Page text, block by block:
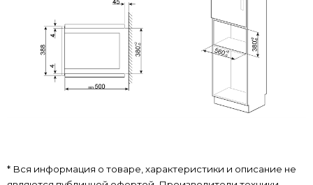
* Вся информация о товаре, характеристики и описание не